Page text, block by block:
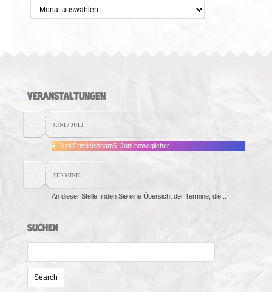
Archiv
VERANSTALTUNGEN
JUNI / JULI
4. Juni Fronleichnam5. Juni beweglicher...
TERMINE
An dieser Stelle finden Sie eine Übersicht der Termine, die...
SUCHEN